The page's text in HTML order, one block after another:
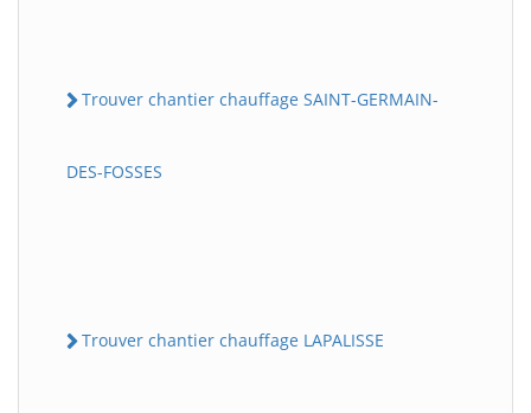
Trouver chantier chauffage SAINT-GERMAIN-
DES-FOSSES
Trouver chantier chauffage LAPALISSE